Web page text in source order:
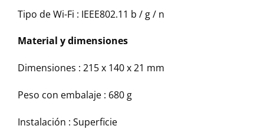
Tipo de Wi-Fi : IEEE802.11 b / g / n
Material y dimensiones
Dimensiones : 215 x 140 x 21 mm
Peso con embalaje : 680 g
Instalación : Superficie